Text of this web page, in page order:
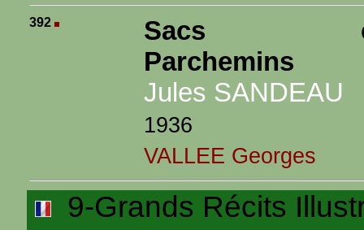
392
Sacs
Parchemins
Jules SANDEAU
1936
VALLEE Georges
9-Grands Récits